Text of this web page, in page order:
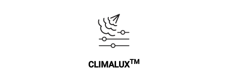
CLIMALUXTM